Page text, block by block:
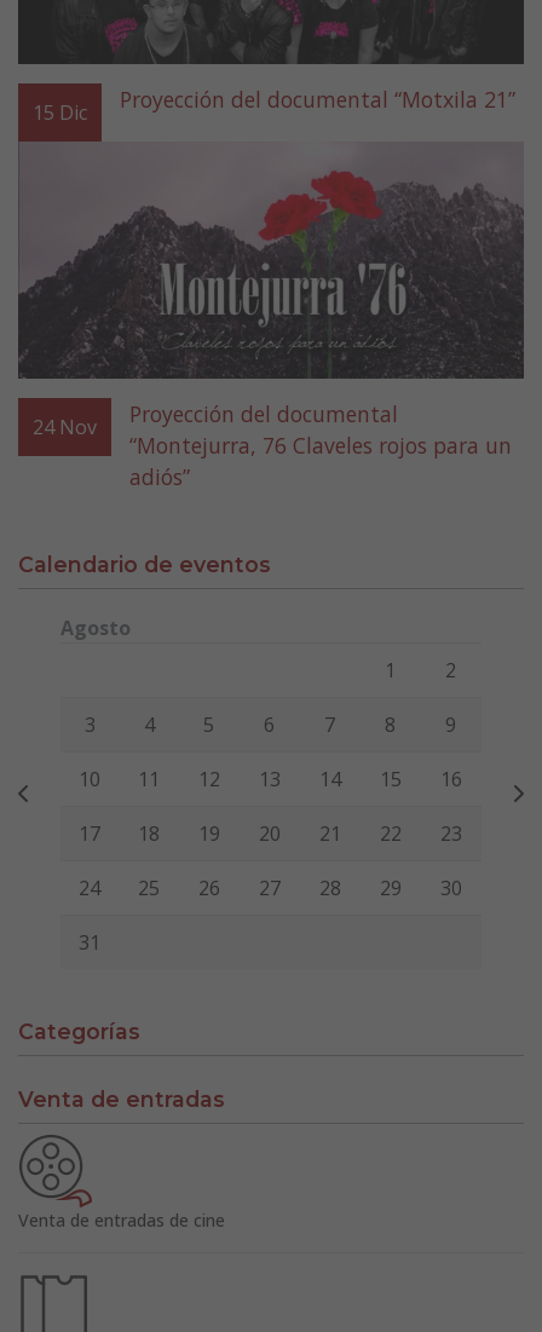
15 Dic Proyección del documental “Motxila 21”
24 Nov
Proyección del documental
“Montejurra, 76 Claveles rojos para un
adiós”
Calendario de eventos
Agosto
Viernes Sábado
1 2
3 4 5 6 7 8 9
10 11 12 13 14 15 16
17 18 19 20 21 22 23
24 25 26 27 28 29 30
31
Categorías
Venta de entradas
Venta de entradas de cine